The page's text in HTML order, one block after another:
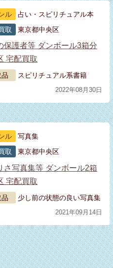
ル
占い・スピリチュアル本
取
東京都中央区
保護者等 ダンボール3箱分
宅配買取
品 スピリチュアル系書籍
2022年08月30日
ル
写真集
取
東京都中央区
さ写真集等 ダンボール2箱
宅配買取
品 少し前の状態の良い写真集
2021年09月14日